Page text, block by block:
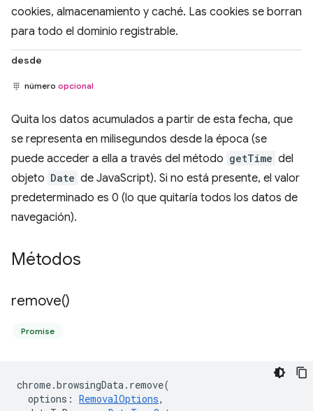
cookies, almacenamiento y caché. Las cookies se borran
para todo el dominio registrable.
desde
número opcional
Quita los datos acumulados a partir de esta fecha, que
se representa en milisegundos desde la época (se
puede acceder a ella a través del método getTime del
objeto Date de JavaScript). Si no está presente, el valor
predeterminado es 0 (lo que quitaría todos los datos de
navegación).
Métodos
remove()
Promise
chrome.browsingData. remove(
options : RemovalOptions,